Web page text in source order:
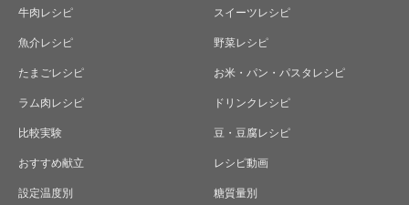
牛肉レシピ スイーツレシピ
魚介レシピ 野菜レシピ
たまごレシピ お米・パン・パスタレシピ
ラム肉レシピ ドリンクレシピ
比較実験 豆・豆腐レシピ
おすすめ献立 レシピ動画
設定温度別 糖質量別